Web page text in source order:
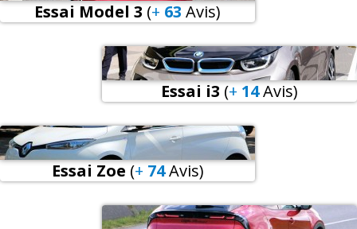
Essai Model 3 (+ 63 Avis)
Essai i3 (+ 14Avis)
Essai Zoe (+ 74 Avis)